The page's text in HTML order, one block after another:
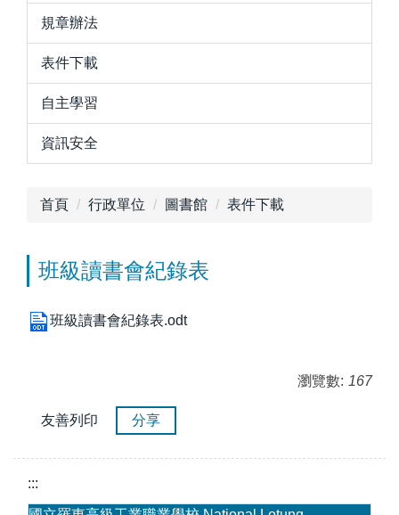
規章辦法
表件下載
自主學習
資訊安全
首頁 行政單位 圖書館 表件下載
班級讀書會紀錄表
班級讀書會紀錄表.odt
瀏覽數: 167
友善列印 分享
:::